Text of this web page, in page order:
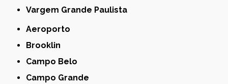
Vargem Grande Paulista
Aeroporto
Brooklin
Campo Belo
Campo Grande